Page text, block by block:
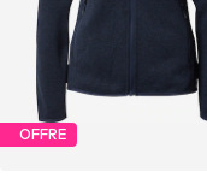
OFFRE